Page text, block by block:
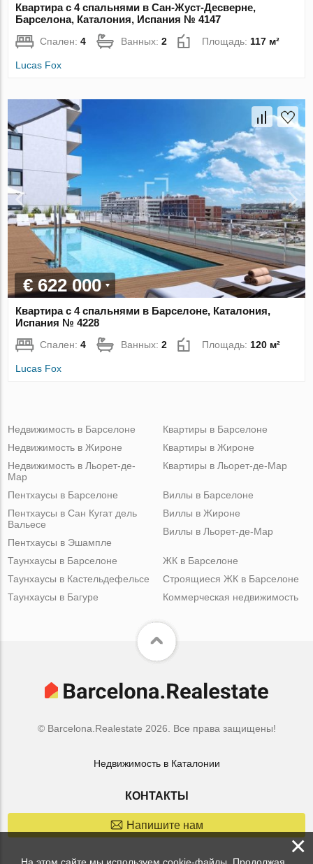
Квартира с 4 спальнями в Сан-Жуст-Десверне,
Барселона, Каталония, Испания № 4147
Спален:4 Ванных:2 Площадь: 117 м²
Lucas Fox
€ 622 000
Квартира с 4 спальнями в Барселоне, Каталония,
Испания № 4228
Спален:4 Ванных:2 Площадь: 120 м²
Lucas Fox
Недвижимость в Барселоне
Недвижимость в Жироне
Недвижимость в Льорет-де-
Мар
Квартиры в Барселоне
Квартиры в Жироне
Квартиры в Льорет-де-Мар
Пентхаусы в Барселоне
Пентхаусы в Сан Кугат дель
Вальесе
Пентхаусы в Эшампле
Виллы в Барселоне
Виллы в Жироне
Виллы в Льорет-де-Мар
Таунхаусы в Барселоне
Таунхаусы в Кастельдефельсе
Таунхаусы в Багуре
ЖК в Барселоне
Строящиеся ЖК в Барселоне
Коммерческая недвижимость
© Barcelona.Realestate 2026. Все права защищены!
Недвижимость в Каталонии
КОНТАКТЫ
Напишите нам
×